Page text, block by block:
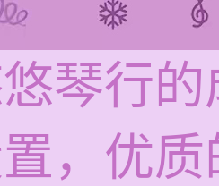
琴行
，优